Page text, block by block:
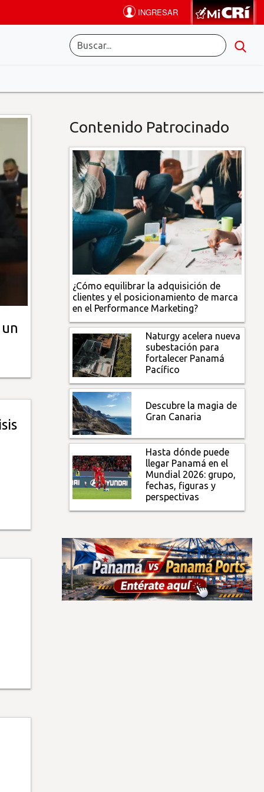
Contenido Patrocinado
¿Cómo equilibrar la adquisición de
clientes y el posicionamiento de marca
en el Performance Marketing?
Naturgy acelera nueva
subestación para
fortalecer Panamá
Pacífico
Descubre la magia de
Gran Canaria
Hasta dónde puede
llegar Panamá en el
Mundial 2026: grupo,
fechas, figuras y
perspectivas